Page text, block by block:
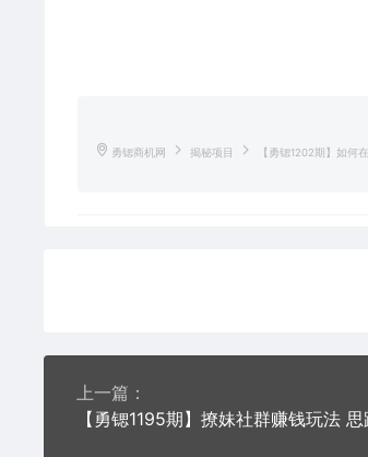
勇锶商机网 揭秘项目 【勇锶1202期】如何
上一篇：